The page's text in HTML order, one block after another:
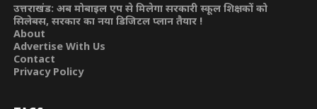
उत्तराखंड: अब मोबाइल एप से मिलेगा सरकारी स्कूल शिक्षकों को
सिलेबस, सरकार का नया डिजिटल प्लान तैयार !
About
Advertise With Us
Contact
Privacy Policy